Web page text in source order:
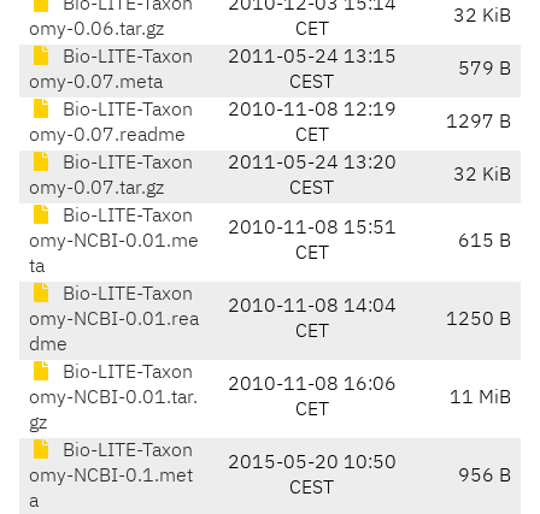
Bio-LITE-Taxon
omy-0.06.tar.gz
2010-12-03 15:14
CET
32 KiB
Bio-LITE-Taxon
omy-0.07.meta
2011-05-24 13:15
CEST
579 B
Bio-LITE-Taxon
omy-0.07.readme
2010-11-08 12:19
CET
1297 B
Bio-LITE-Taxon
omy-0.07.tar.gz
2011-05-24 13:20
CEST
32 KiB
Bio-LITE-Taxon
omy-NCBI-0.01.me
ta
2010-11-08 15:51
CET
615 B
Bio-LITE-Taxon
omy-NCBI-0.01.rea
dme
2010-11-08 14:04
CET
1250 B
Bio-LITE-Taxon
omy-NCBI-0.01.tar.
gz
2010-11-08 16:06
CET
11 MiB
Bio-LITE-Taxon
omy-NCBI-0.1.met
a
2015-05-20 10:50
CEST
956 B